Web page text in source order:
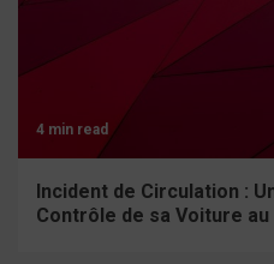
4 min read
Incident de Circulation :
Contrôle de sa Voiture au